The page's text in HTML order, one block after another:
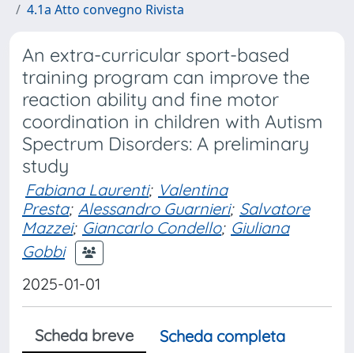
4.1a Atto convegno Rivista
An extra-curricular sport-based
training program can improve the
reaction ability and fine motor
coordination in children with Autism
Spectrum Disorders: A preliminary
study
Fabiana Laurenti; Valentina
Presta; Alessandro Guarnieri; Salvatore
Mazzei; Giancarlo Condello; Giuliana
Gobbi
2025-01-01
Scheda breve
Scheda completa